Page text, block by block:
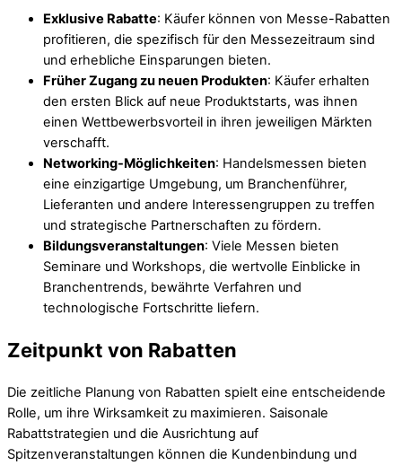
Exklusive Rabatte: Käufer können von Messe-Rabatten
profitieren, die spezifisch für den Messezeitraum sind
und erhebliche Einsparungen bieten.
Früher Zugang zu neuen Produkten: Käufer erhalten
den ersten Blick auf neue Produktstarts, was ihnen
einen Wettbewerbsvorteil in ihren jeweiligen Märkten
verschafft.
Networking-Möglichkeiten: Handelsmessen bieten
eine einzigartige Umgebung, um Branchenführer,
Lieferanten und andere Interessengruppen zu treffen
und strategische Partnerschaften zu fördern.
Bildungsveranstaltungen: Viele Messen bieten
Seminare und Workshops, die wertvolle Einblicke in
Branchentrends, bewährte Verfahren und
technologische Fortschritte liefern.
Zeitpunkt von Rabatten
Die zeitliche Planung von Rabatten spielt eine entscheidende
Rolle, um ihre Wirksamkeit zu maximieren. Saisonale
Rabattstrategien und die Ausrichtung auf
Spitzenveranstaltungen können die Kundenbindung und